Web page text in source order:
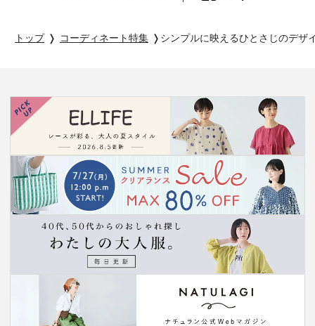
トップ コーディネート特集 シンプルに映えるひとさじのデザ